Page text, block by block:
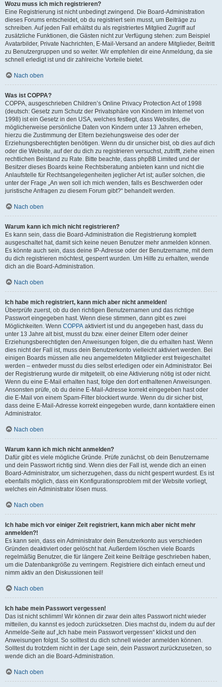
Wozu muss ich mich registrieren?
Eine Registrierung ist nicht unbedingt zwingend. Die Board-Administration
dieses Forums entscheidet, ob du registriert sein musst, um Beiträge zu
schreiben. Auf jeden Fall erhältst du als registriertes Mitglied Zugriff auf
zusätzliche Funktionen, die Gästen nicht zur Verfügung stehen: zum Beispiel
Avatarbilder, Private Nachrichten, E-Mail-Versand an andere Mitglieder, Beitritt
zu Benutzergruppen und so weiter. Wir empfehlen dir eine Anmeldung, da sie
schnell erledigt ist und dir zahlreiche Vorteile bietet.
Nach oben
Was ist COPPA?
COPPA, ausgeschrieben Children’s Online Privacy Protection Act of 1998
(deutsch: Gesetz zum Schutz der Privatsphäre von Kindern im Internet von
1998) ist ein Gesetz in den USA, welches festlegt, dass Websites, die
möglicherweise persönliche Daten von Kindern unter 13 Jahren erheben,
hierzu die Zustimmung der Eltern beziehungsweise des oder der
Erziehungsberechtigten benötigen. Wenn du dir unsicher bist, ob dies auf dich
oder die Website, auf der du dich zu registrieren versuchst, zutrifft, ziehe einen
rechtlichen Beistand zu Rate. Bitte beachte, dass phpBB Limited und der
Besitzer dieses Boards keine Rechtsberatung anbieten kann und nicht die
Anlaufstelle für Rechtsangelegenheiten jeglicher Art ist; außer solchen, die
unter der Frage „An wen soll ich mich wenden, falls es Beschwerden oder
juristische Anfragen zu diesem Forum gibt?“ behandelt werden.
Nach oben
Warum kann ich mich nicht registrieren?
Es kann sein, dass die Board-Administration die Registrierung komplett
ausgeschaltet hat, damit sich keine neuen Benutzer mehr anmelden können.
Es könnte auch sein, dass deine IP-Adresse oder der Benutzername, mit dem
du dich registrieren möchtest, gesperrt wurden. Um Hilfe zu erhalten, wende
dich an die Board-Administration.
Nach oben
Ich habe mich registriert, kann mich aber nicht anmelden!
Überprüfe zuerst, ob du den richtigen Benutzernamen und das richtige
Passwort eingegeben hast. Wenn diese stimmen, dann gibt es zwei
Möglichkeiten. Wenn COPPA aktiviert ist und du angegeben hast, dass du
unter 13 Jahre alt bist, musst du bzw. einer deiner Eltern oder deiner
Erziehungsberechtigten den Anweisungen folgen, die du erhalten hast. Wenn
dies nicht der Fall ist, muss dein Benutzerkonto vielleicht aktiviert werden. Bei
einigen Boards müssen alle neu angemeldeten Mitglieder erst freigeschaltet
werden – entweder musst du dies selbst erledigen oder ein Administrator. Bei
der Registrierung wurde dir mitgeteilt, ob eine Aktivierung nötig ist oder nicht.
Wenn du eine E-Mail erhalten hast, folge den dort enthaltenen Anweisungen.
Ansonsten prüfe, ob du deine E-Mail-Adresse korrekt eingegeben hast oder
die E-Mail von einem Spam-Filter blockiert wurde. Wenn du dir sicher bist,
dass deine E-Mail-Adresse korrekt eingegeben wurde, dann kontaktiere einen
Administrator.
Nach oben
Warum kann ich mich nicht anmelden?
Dafür gibt es viele mögliche Gründe. Prüfe zunächst, ob dein Benutzername
und dein Passwort richtig sind. Wenn dies der Fall ist, wende dich an einen
Board-Administrator, um sicherzugehen, dass du nicht gesperrt wurdest. Es ist
ebenfalls möglich, dass ein Konfigurationsproblem mit der Website vorliegt,
welches ein Administrator lösen muss.
Nach oben
Ich habe mich vor einiger Zeit registriert, kann mich aber nicht mehr
anmelden?!
Es kann sein, dass ein Administrator dein Benutzerkonto aus verschieden
Gründen deaktiviert oder gelöscht hat. Außerdem löschen viele Boards
regelmäßig Benutzer, die für längere Zeit keine Beiträge geschrieben haben,
um die Datenbankgröße zu verringern. Registriere dich einfach erneut und
nimm aktiv an den Diskussionen teil!
Nach oben
Ich habe mein Passwort vergessen!
Das ist nicht schlimm! Wir können dir zwar dein altes Passwort nicht wieder
mitteilen, du kannst es jedoch zurücksetzen. Dies machst du, indem du auf der
Anmelde-Seite auf „Ich habe mein Passwort vergessen“ klickst und den
Anweisungen folgst. So solltest du dich schnell wieder anmelden können.
Solltest du trotzdem nicht in der Lage sein, dein Passwort zurückzusetzen, so
wende dich an die Board-Administration.
Nach oben